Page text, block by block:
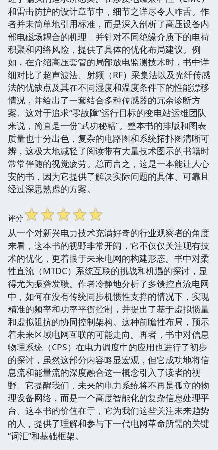
和雷击防护的设计章节中，细节之详尽令人咋舌。作
者并未简单地引用标准，而是深入剖析了高压设备内
部电磁场耦合的机理，并针对不同绝缘介质下的电荷
积聚和闪络风险，提供了具体的优化布局建议。例
如，在介绍高压套管的局部放电监测技术时，书中详
细对比了超声波法、射频（RF）采集法以及光纤传感
法的优缺点及其在不同湿度和温度条件下的性能漂移
情况，并给出了一套结合多种传感器的冗余诊断方
案。这对于追求“零故障”运行目标的变电站运维团队
来说，简直是一份“武功秘籍”。整本书的排版和图表
质量也十分出色，复杂的电路图和系统拓扑图清晰可
辨，这极大地减轻了阅读带有大量技术图示的书籍时
常常伴随的视觉疲劳。总而言之，这是一本能让人心
安的书，因为它提供了解决实际问题的具体、可靠且
经过深思熟虑的方案。
评分☆☆☆☆☆
从一个对新兴电力技术充满好奇的行业观察者的角度
来看，这本书的视野非常开阔，它不仅仅关注现有技
术的优化，更着眼于未来电网的构建形态。书中对柔
性直流（MTDC）系统互联的挑战和机遇的探讨，显
得尤为振聋发聩。作者冷静地分析了多馈控直流电网
中，如何在没有传统同步机惯性支撑的情况下，实现
精准的频率和功率平衡控制，并提出了基于虚拟惯量
和虚拟阻抗的协同控制架构。这种前瞻性布局，预示
着未来区域电网互联的可能走向。再者，书中对信息
物理系统（CPS）在电力调度中的应用也进行了初步
的探讨，虽然这部分内容略显宏观，但它成功地将信
息流和能量流的深度融合这一概念引入了读者的视
野。它提醒我们，未来的电力系统将不再是孤立的物
理设备网络，而是一个高度智能化的复杂信息处理平
台。这本书的价值在于，它为我们这些关注未来趋势
的人，提供了理解和参与下一代电网革命所需的关键
“词汇”和基础框架。